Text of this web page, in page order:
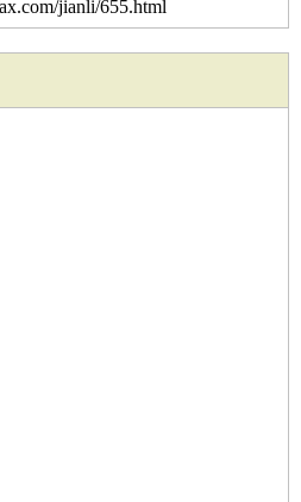
jianli/655.html